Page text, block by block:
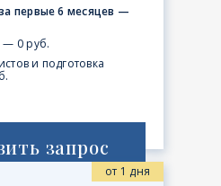
первые 6 месяцев —
— 0 руб.
и подготовка
запрос
от 1 дня